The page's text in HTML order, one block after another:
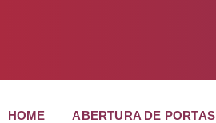
HOME ABERTURA DE PORTAS